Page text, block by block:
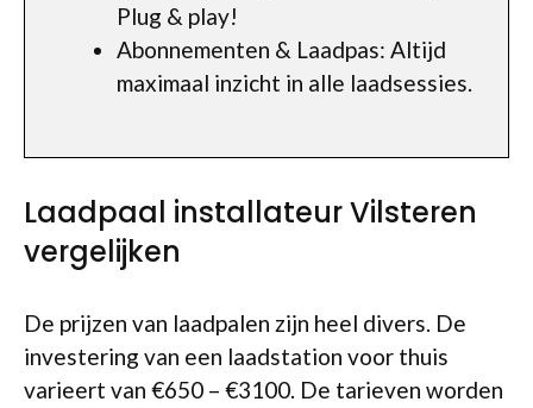
Plug & play!
Abonnementen & Laadpas: Altijd
maximaal inzicht in alle laadsessies.
Laadpaal installateur Vilsteren
vergelijken
De prijzen van laadpalen zijn heel divers. De
investering van een laadstation voor thuis
varieert van €650 – €3100. De tarieven worden